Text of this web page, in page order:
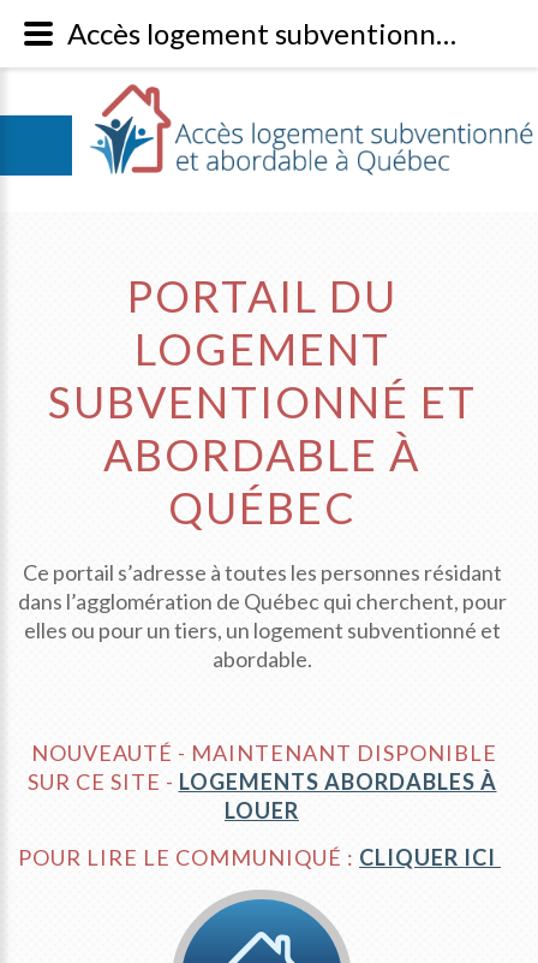
PORTAIL DU
LOGEMENT
SUBVENTIONNÉ ET
ABORDABLE À
QUÉBEC
Ce portail s’adresse à toutes les personnes résidant
dans l’agglomération de Québec qui cherchent, pour
elles ou pour un tiers, un logement subventionné et
abordable.
NOUVEAUTÉ - MAINTENANT DISPONIBLE
SUR CE SITE - LOGEMENTS ABORDABLES À
LOUER
POUR LIRE LE COMMUNIQUÉ : CLIQUER ICI
Accès logement subventionné à Québec - Le portail du logement subventionné à Québec – REGISTREPARTAGE.com